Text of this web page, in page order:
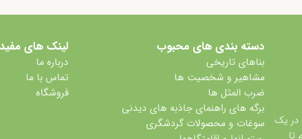
در یک
تا
دسته بندی های محبوب
بناهای تاریخی
مشاهیر و شخصیت ها
ضرب المثل ها
برگه های راهنمای جاذبه های دیدنی
سوغات و محصولات گردشگری
لینک های مفید
درباره ما
تماس با ما
فروشگاه